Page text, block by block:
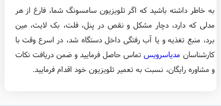
به خاطر داشته باشید که اگر تلویزیون سامسونگ شما، فارغ از هر
مدلی که دارد، دچار مشکل و نقص در پنل، فلت، بک لایت، مین
برد، منبع تغذیه و یا آب رفتگی داخل دستگاه شد، در اسرع وقت با
کارشناسان مدیاسرویستماس حاصل فرمایید و ضمن دریافت نکات
و مشاوره رایگان، نسبت به تعمیر تلویزیون خود اقدام فرمایید.